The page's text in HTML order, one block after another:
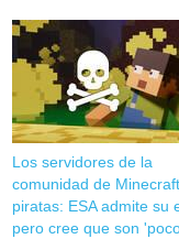
Los servidores de la
comunidad de
piratas: ESA admite su
pero cree que son